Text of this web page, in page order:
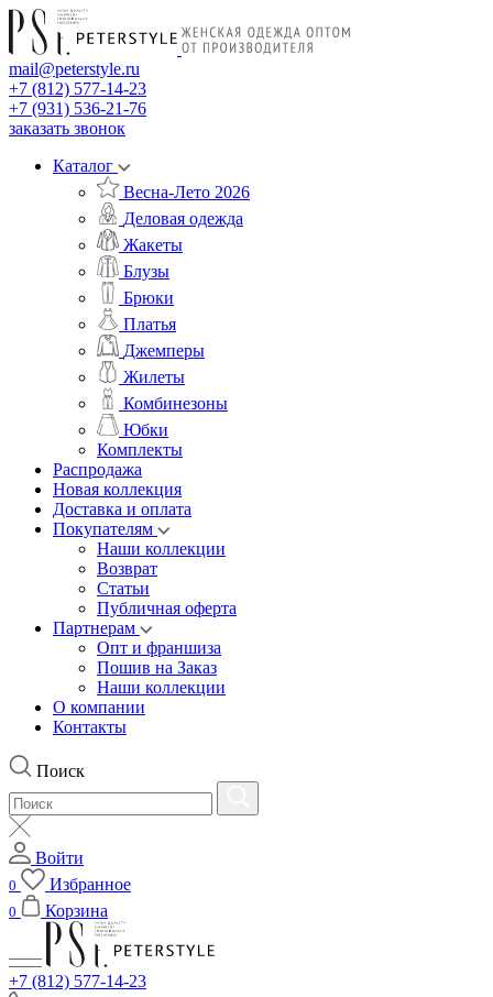
mail@peterstyle.ru
+7 (812) 577-14-23
+7 (931) 536-21-76
заказать звонок
Каталог
Весна-Лето 2026
Деловая одежда
Жакеты
Блузы
Брюки
Платья
Джемперы
Жилеты
Комбинезоны
Юбки
Комплекты
Распродажа
Новая коллекция
Доставка и оплата
Покупателям
Наши коллекции
Возврат
Статьи
Публичная оферта
Партнерам
Опт и франшиза
Пошив на Заказ
Наши коллекции
О компании
Контакты
Поиск
Войти
0 Избранное
0 Корзина
+7 (812) 577-14-23